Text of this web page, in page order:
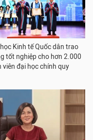
Kinh tế Quốc dân trao
tốt nghiệp cho hơn 2.000
viên đại học chính quy